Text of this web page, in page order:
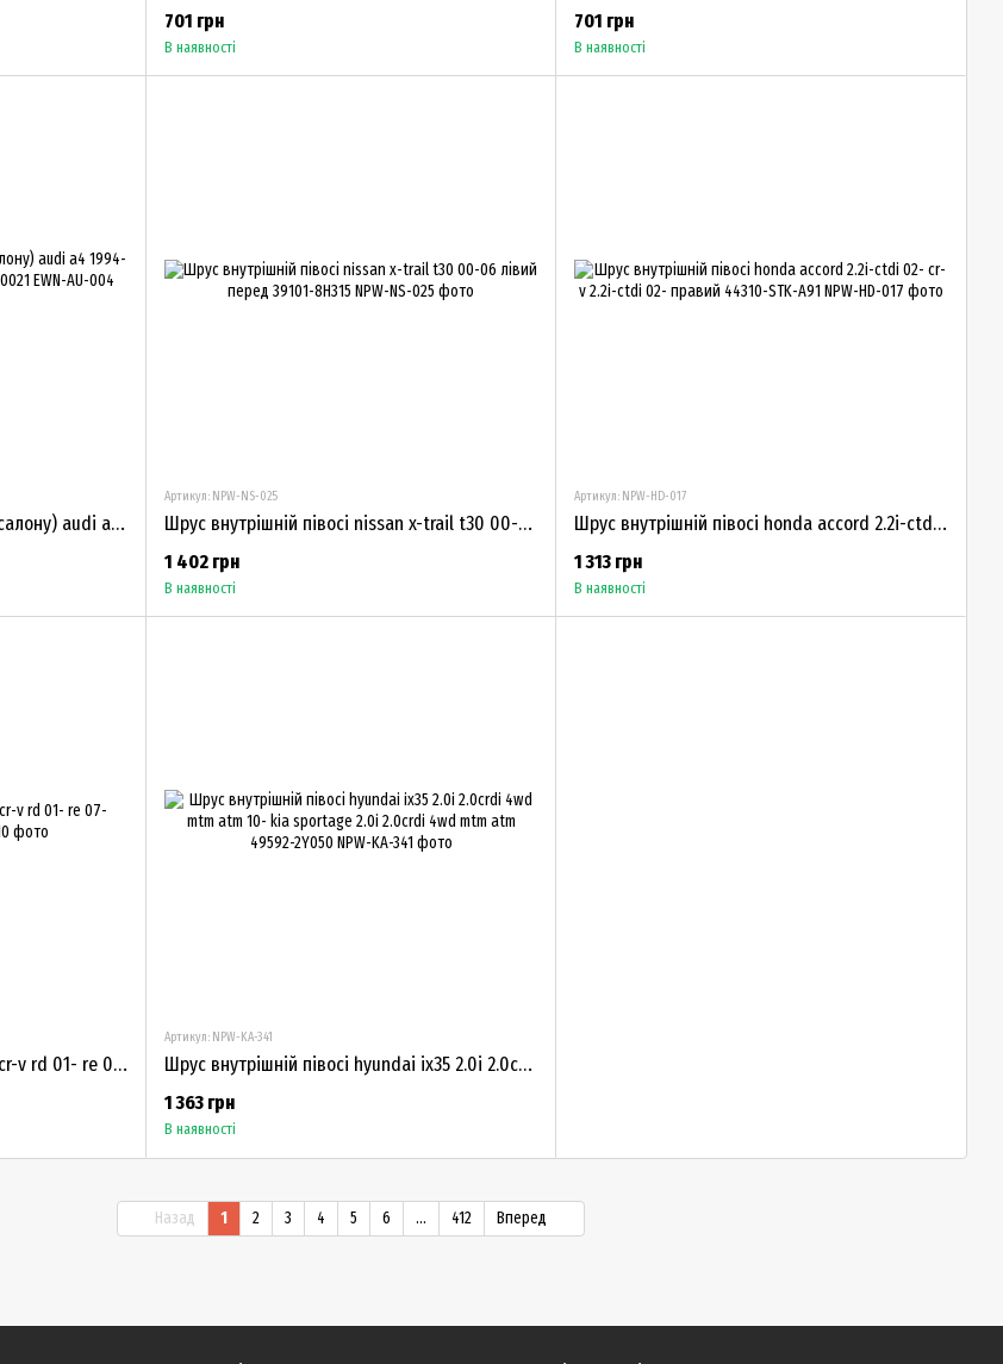
701 грн
В наявності
701 грн
В наявності
Моторчик вентилятора пічки (салону) audi a4 1994-2000 vw passat b5 1996-2005 8A1820021
Артикул: NPW-NS-025
Шрус внутрішній півосі nissan x-trail t30 00-06 лівий перед 39101-8H315
1 402 грн
В наявності
Артикул: NPW-HD-017
Шрус внутрішній півосі honda accord 2.2i-ctdi 02- cr-v 2.2i-ctdi 02- правий 44310-STK-A91
1 313 грн
В наявності
Шрус внутрішній півосі honda cr-v rd 01- re 07- 42017-SXS-A11
Артикул: NPW-KA-341
Шрус внутрішній півосі hyundai ix35 2.0i 2.0crdi 4wd mtm atm 10- kia sportage 2.0i 2.0crdi 4wd mtm atm 49592-2Y050
1 363 грн
В наявності
Назад 1 2 3 4 5 6 ... 412 Вперед